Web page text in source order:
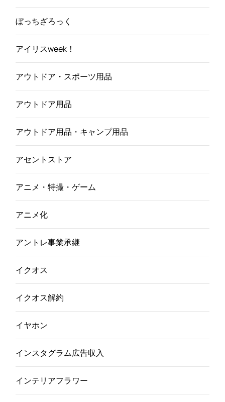
ぼっちざろっく
アイリスweek！
アウトドア・スポーツ用品
アウトドア用品
アウトドア用品・キャンプ用品
アセントストア
アニメ・特撮・ゲーム
アニメ化
アントレ事業承継
イクオス
イクオス解約
イヤホン
インスタグラム広告収入
インテリアフラワー